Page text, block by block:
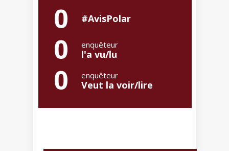
0 #AvisPolar
0 enquêteur
l'a vu/lu
0 enquêteur
Veut la voir/lire